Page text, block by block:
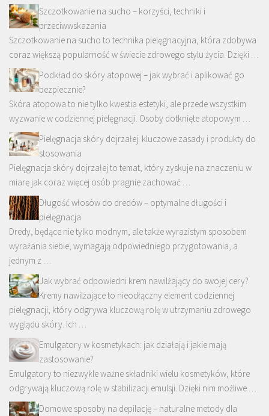
Szczotkowanie na sucho – korzyści, techniki i
przeciwwskazania
Szczotkowanie na sucho to technika pielęgnacyjna, która zdobywa
coraz większą popularność w świecie zdrowego stylu życia. Dzięki …
Podkład do skóry atopowej – jak wybrać i aplikować go
bezpiecznie?
Skóra atopowa to nie tylko kwestia estetyki, ale przede wszystkim
wyzwanie w codziennej pielęgnacji. Osoby dotknięte atopowym …
Pielęgnacja skóry dojrzałej: kluczowe zasady i produkty do
stosowania
Pielęgnacja skóry dojrzałej to temat, który zyskuje na znaczeniu w
miarę jak coraz więcej osób pragnie zachować …
Długość włosów do dredów – optymalne długości i
pielęgnacja
Dredy, będące nie tylko modnym, ale także wyrazistym sposobem
wyrażania siebie, wymagają odpowiedniego przygotowania, a
jednym z …
Jak wybrać odpowiedni krem nawilżający do swojej cery?
Kremy nawilżające to nieodłączny element codziennej
pielęgnacji, który odgrywa kluczową rolę w utrzymaniu zdrowego
wyglądu skóry. Ich …
Emulgatory w kosmetykach: jak działają i jakie mają
zastosowanie?
Emulgatory to niezwykle ważne składniki wielu kosmetyków, które
odgrywają kluczową rolę w stabilizacji emulsji. Dzięki nim możliwe …
Domowe sposoby na depilację – naturalne metody dla